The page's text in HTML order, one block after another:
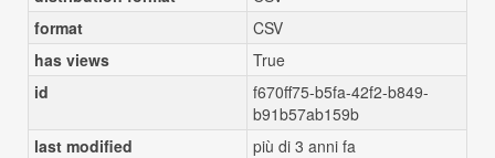
format
CSV
has views
True
id
f670ff75-b5fa-42f2-b849-
b91b57ab159b
last modified
più di 3 anni fa